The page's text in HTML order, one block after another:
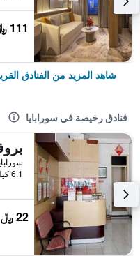
111 ﷼
شاهد المزيد من الفنادق
فنادق رخيصة في سورابايا
6.1 كيلومتر عن وسط المدينة
22 ﷼